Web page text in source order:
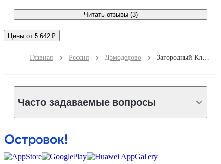
Читать отзывы (3)
Цены от 5 642 ₽
Главная Россия Домодедово Загородный Клуб LaFa
Часто задаваемые вопросы